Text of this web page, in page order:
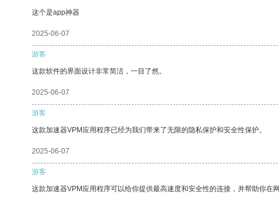
这个是app神器
2025-06-07
游客
这款软件的界面设计非常简洁，一目了然。
2025-06-07
游客
这款加速器VPM应用程序已经为我们带来了无限的隐私保护和安全性保护。
2025-06-07
游客
这款加速器VPM应用程序可以给你提供最高速度和安全性的连接，并帮助你在